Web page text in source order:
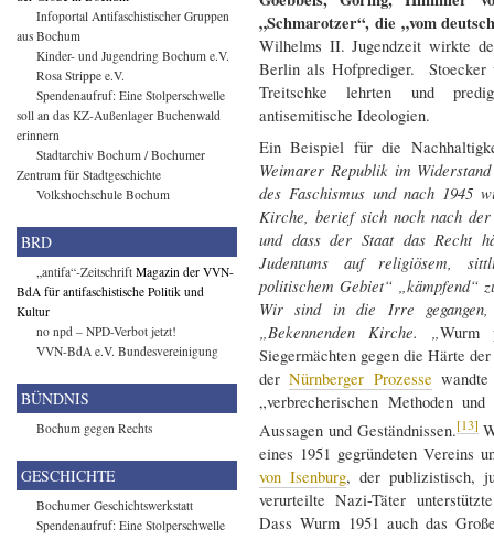
„Schmarotzer“, die „vom
Wilhelms II. Jugendzeit wirkte
Berlin als Hofprediger.
Treitschke lehrten und
antisemitische Ideologien.
Ein Beispiel für die
Weimarer Republik im
des Faschismus und nach 1945
Kirche, berief sich noch nach der
und dass der Staat das Recht
Judentums auf religiösem,
politischem Gebiet“ „kämpfend“
Wir sind in die Irre
„Bekennenden Kirche. „Wurm
Siegermächten gegen die Härte der
derNürnberger Prozesse
„verbrecherischen Methoden
Aussagen und Geständnissen.[13]
eines 1951 gegründeten Vereins
von Isenburg, der publizistisch,
verurteilte Nazi-Täter
Dass Wurm 1951 auch das
Infoportal Antifaschistischer Gruppen
aus Bochum
Kinder- und Jugendring Bochum e.V.
Rosa Strippe e.V.
Spendenaufruf: Eine Stolperschwelle
soll an das KZ-Außenlager Buchenwald
erinnern
Stadtarchiv Bochum / Bochumer
Zentrum für Stadtgeschichte
Volkshochschule Bochum
BRD
„antifa“-Zeitschrift Magazin der VVN-
BdA für antifaschistische Politik und
Kultur
no npd – NPD-Verbot jetzt!
VVN-BdA e.V. Bundesvereinigung
BÜNDNIS
Bochum gegen Rechts
GESCHICHTE
Bochumer Geschichtswerkstatt
Spendenaufruf: Eine Stolperschwelle